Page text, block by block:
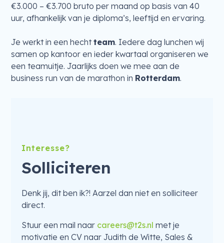
€3.000 – €3.700 bruto per maand op basis van 40
uur, afhankelijk van je diploma’s, leeftijd en ervaring.
Je werkt in een hechtteam. Iedere dag lunchen wij
samen op kantoor en ieder kwartaal organiseren we
een teamuitje. Jaarlijks doen we mee aan de
business run van de marathon in Rotterdam.
Interesse?
Solliciteren
Denk jij, dit ben ik?! Aarzel dan niet en solliciteer
direct.
Stuur een mail naar careers@t2s.nl met je
motivatie en CV naar Judith de Witte, Sales &